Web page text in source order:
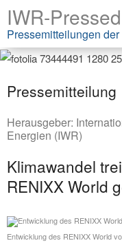
IWR-
Pressemitteilungen
Pressemitteilung
Herausgeber:
Energien (IWR)
Klimawandel
RENIXX World
Entwicklung des RENIXX World